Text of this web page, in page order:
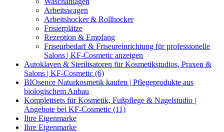
Arbeitswagen
Arbeitshocker & Rollhocker
Frisierplätze
Rezeption & Empfang
Friseurbedarf & Friseureinrichtung für professionelle
Salons | KF-Cosmetic anzeigen
Autoklaven & Sterilisatoren für Kosmetikstudios, Praxen &
Salons | KF-Cosmetic (6)
BIOsence Naturkosmetik kaufen | Pflegeprodukte aus
biologischem Anbau
Komplettsets für Kosmetik, Fußpflege & Nagelstudio |
Angebote bei KF-Cosmetic (11)
Ihre Eigenmarke
Ihre Eigenmarke